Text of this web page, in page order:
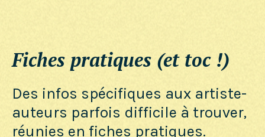
Fiches pratiques (et toc !)
Des infos spécifiques aux artiste-
auteurs parfois difficile à trouver,
réunies en fiches pratiques.